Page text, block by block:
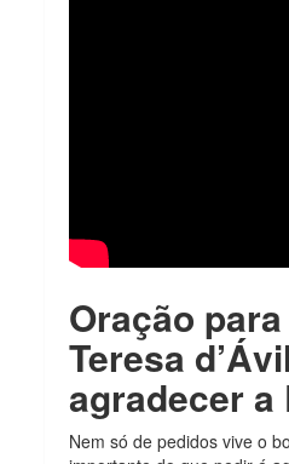
Oração
Teresa
agradecer a
Nem só de pedidos vive o